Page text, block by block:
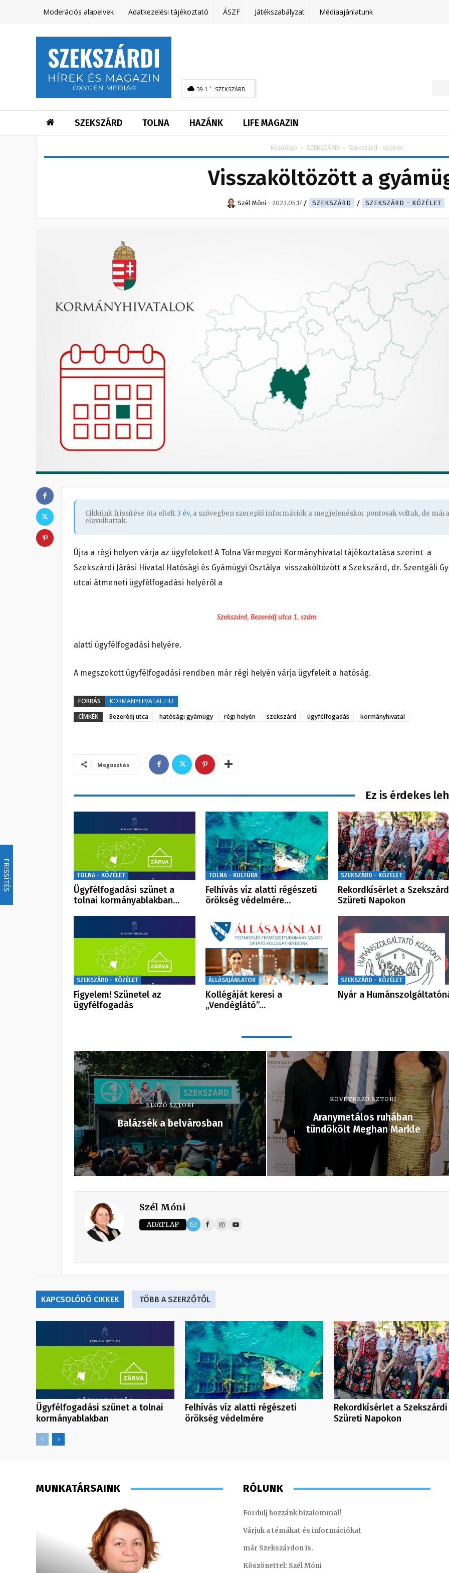
FRISSÍTÉS
Moderációs alapelvek Adatkezelési tájékoztató ÁSZF Játékszabályzat Médiaajánlatunk
39.1 C SZEKSZÁRD
SZEKSZÁRD TOLNA HAZÁNK LIFE MAGAZIN
Kezdőlap SZEKSZÁRD Szekszárd - Közélet
Visszaköltözött a
Szél Móni - 2023.05.17. SZEKSZÁRD SZEKSZÁRD - KÖZÉLET
Cikkünk frissítése óta eltelt 3 év, a szövegben szereplő információk a megjelenéskor pontosak voltak, de mára
elavulhattak.
Újra a régi helyen várja az ügyfeleket! A Tolna Vármegyei Kormányhivatal tájékoztatása szerint a
Szekszárdi Járási Hivatal Hatósági és Gyámügyi Osztálya visszaköltözött a Szekszárd, dr. Szentgáli
utcai átmeneti ügyfélfogadási helyéről a
Szekszárd, Bezerédj utca 1. szám
alatti ügyfélfogadási helyére.
A megszokott ügyfélfogadási rendben már régi helyén várja ügyfeleit a hatóság.
FORRÁS
KORMANYHIVATAL.HU
CÍMKÉK
Bezerédj utca hatósági gyámügy régi helyén szekszárd ügyfélfogadás kormányhivatal
Megosztás
Ez is érdekes
TOLNA - KÖZÉLET
Ügyfélfogadási szünet a
tolnai kormányablakban…
TOLNA - KULTÚRA
Felhívás víz alatti régészeti
örökség védelmére…
SZEKSZÁRD - KÖZÉLET
Rekordkísérlet a
Szüreti Napokon
SZEKSZÁRD - KÖZÉLET
Figyelem! Szünetel az
ügyfélfogadás
ÁLLÁSAJÁNLATOK
Kollégáját keresi a
„Vendéglátó”…
SZEKSZÁRD - KÖZÉLET
Nyár a
ELŐZŐ SZTORI
Balázsék a belvárosban
KÖVETKEZŐ SZTORI
Aranymetálos ruhában
tündökölt Meghan Markle
Szél Móni
ADATLAP
KAPCSOLÓDÓ CIKKEK TÖBB A SZERZŐTŐL
Ügyfélfogadási szünet a tolnai
kormányablakban
Felhívás víz alatti régészeti
örökség védelmére
Rekordkísérlet a Szekszárdi
Szüreti Napokon
MUNKATÁRSAINK RÓLUNK
Fordulj hozzánk bizalommal!
Várjuk a témákat és információkat
már Szekszárdon is.
Köszönettel: Szél Móni